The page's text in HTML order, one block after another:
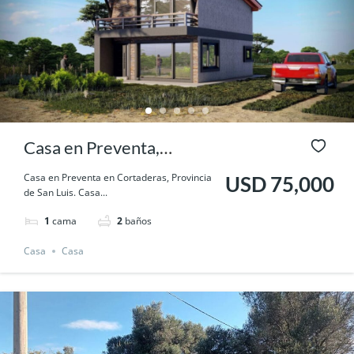
Casa en Preventa,
Cortaderas- San Luis.
Casa en Preventa en Cortaderas, Provincia
de San Luis. Casa...
1 cama 2 baños
USD 75,000
Casa Casa